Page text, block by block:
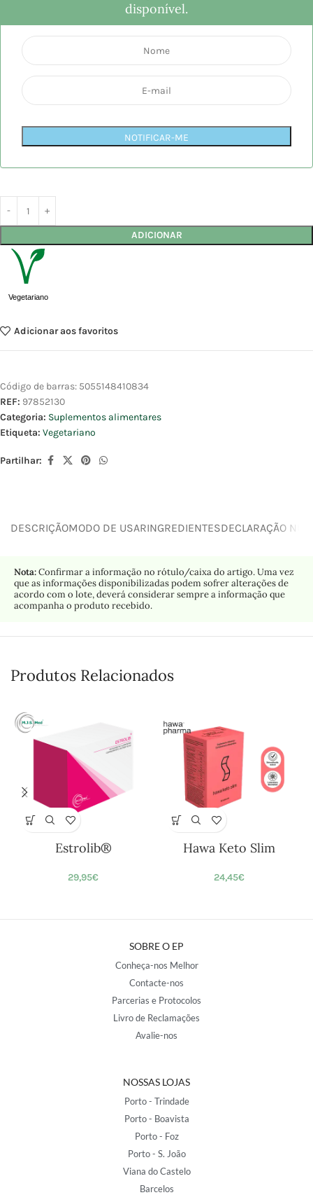
disponível.
NOTIFICAR-ME
ADICIONAR
Vegetariano
Adicionar aos favoritos
Código de barras: 5055148410834
REF: 97852130
Categoria: Suplementos alimentares
Etiqueta: Vegetariano
Partilhar:
DESCRIÇÃOMODO DE USARINGREDIENTESDECLARAÇÃO
Nota:Confirmar a informação no rótulo/caixa do artigo. Uma vez
que as informações disponibilizadas podem sofrer alterações de
acordo com o lote, deverá considerar sempre a informação que
acompanha o produto recebido.
Produtos Relacionados
Estrolib®
29,95€
Hawa Keto Slim
24,45€
SOBRE O EP
Conheça-nos Melhor
Contacte-nos
Parcerias e Protocolos
Livro de Reclamações
Avalie-nos
NOSSAS LOJAS
Porto - Trindade
Porto - Boavista
Porto - Foz
Porto - S. João
Viana do Castelo
Barcelos